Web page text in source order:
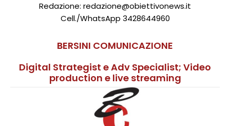
Redazione: redazione@obiettivonews.it
Cell./WhatsApp 3428644960
BERSINI COMUNICAZIONE
Digital Strategist e Adv Specialist; Video
production e live streaming